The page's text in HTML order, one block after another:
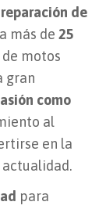
de
más de 25
de motos
gran
como
al
en la
para